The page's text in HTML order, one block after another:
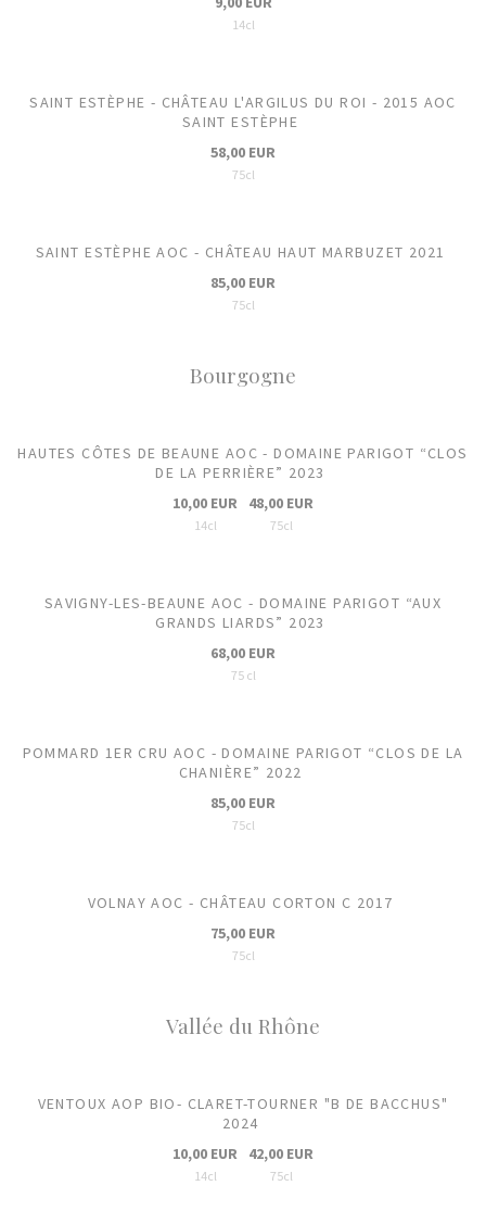
14cl
SAINT ESTÈPHE - CHÂTEAU L'ARGILUS DU ROI - 2015 AOC
SAINT ESTÈPHE
58,00 EUR
75cl
SAINT ESTÈPHE AOC - CHÂTEAU HAUT MARBUZET 2021
85,00 EUR
75cl
Bourgogne
HAUTES CÔTES DE BEAUNE AOC - DOMAINE PARIGOT “CLOS
DE LA PERRIÈRE” 2023
10,00 EUR
14cl
48,00 EUR
75cl
SAVIGNY-LES-BEAUNE AOC - DOMAINE PARIGOT “AUX
GRANDS LIARDS” 2023
68,00 EUR
75 cl
POMMARD 1ER CRU AOC - DOMAINE PARIGOT “CLOS DE LA
CHANIÈRE” 2022
85,00 EUR
75cl
VOLNAY AOC - CHÂTEAU CORTON C 2017
75,00 EUR
75cl
Vallée du Rhône
VENTOUX AOP BIO- CLARET-TOURNER "B DE BACCHUS"
2024
10,00 EUR
14cl
42,00 EUR
75cl